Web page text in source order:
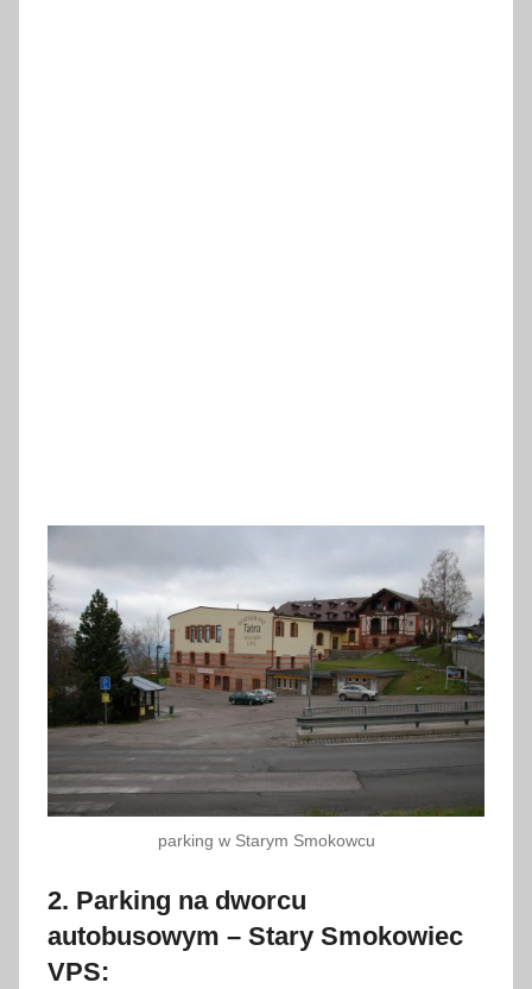
parking w Starym Smokowcu
2. Parking na dworcu
autobusowym – Stary Smokowiec
VPS: